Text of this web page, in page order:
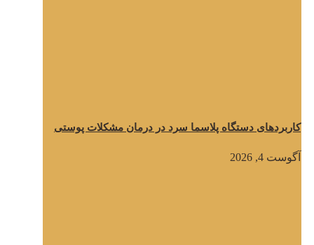
کاربردهای دستگاه پلاسما سرد در درمان مشکلات پوستی
آگوست 4, 2026